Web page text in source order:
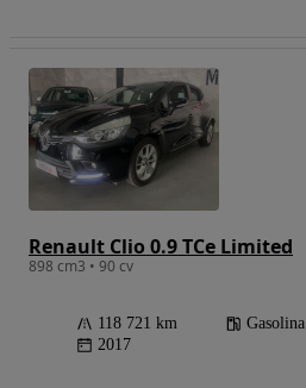
Renault Clio 0.9 TCe Limited
898 cm3 • 90 cv
118 721 km Gasolina
2017